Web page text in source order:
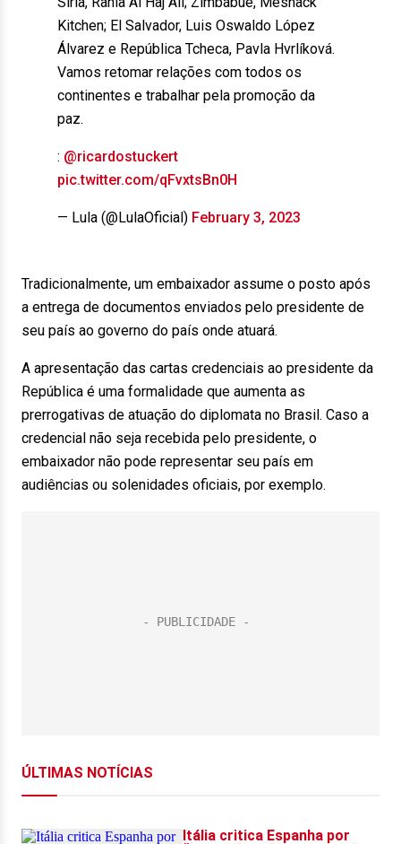
Kitchen; El Salvador, Luis Oswaldo López
Álvarez e República Tcheca, Pavla Hvrlíková.
Vamos retomar relações com todos os
continentes e trabalhar pela promoção da
paz.
: @ricardostuckert
pic.twitter.com/qFvxtsBn0H
— Lula (@LulaOficial) February 3, 2023
Tradicionalmente, um embaixador assume o posto após
a entrega de documentos enviados pelo presidente de
seu país ao governo do país onde atuará.
A apresentação das cartas credenciais ao presidente da
República é uma formalidade que aumenta as
prerrogativas de atuação do diplomata no Brasil. Caso a
credencial não seja recebida pelo presidente, o
embaixador não pode representar seu país em
audiências ou solenidades oficiais, por exemplo.